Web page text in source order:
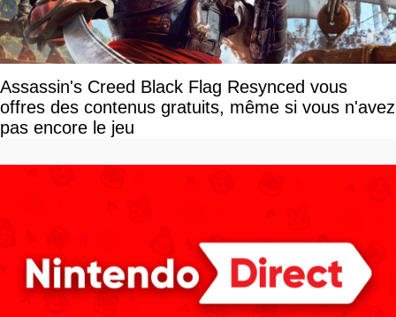
Assassin's Creed Black Flag Resynced vous
offres des contenus gratuits, même si vous n'avez
pas encore le jeu